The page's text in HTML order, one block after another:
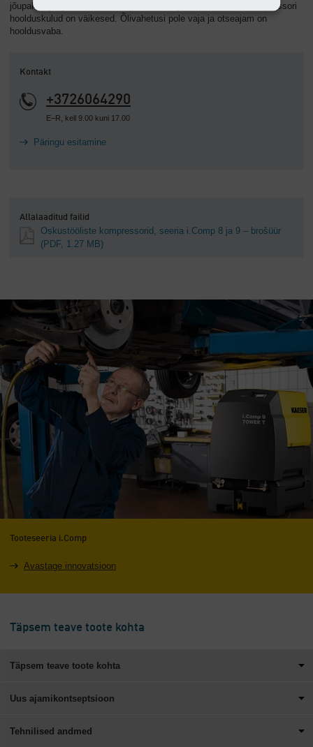
jõupaketi paigaldada ka seinapoolsele küljele. Õlivaba kolbkompressori
hoolduskulud on väikesed. Õlivahetusi pole vaja ja otseajam on
hooldusvaba.
Kontakt
+3726064290
E–R, kell 9.00 kuni 17.00
Päringu esitamine
Allalaaditud failid
Oskustööliste kompressorid, seeria i.Comp 8 ja 9 – brošüür
(PDF, 1.27 MB)
Tooteseeria i.Comp
Avastage innovatsioon
Täpsem teave toote kohta
Täpsem teave toote kohta
Uus ajamikontseptsioon
Tehnilised andmed